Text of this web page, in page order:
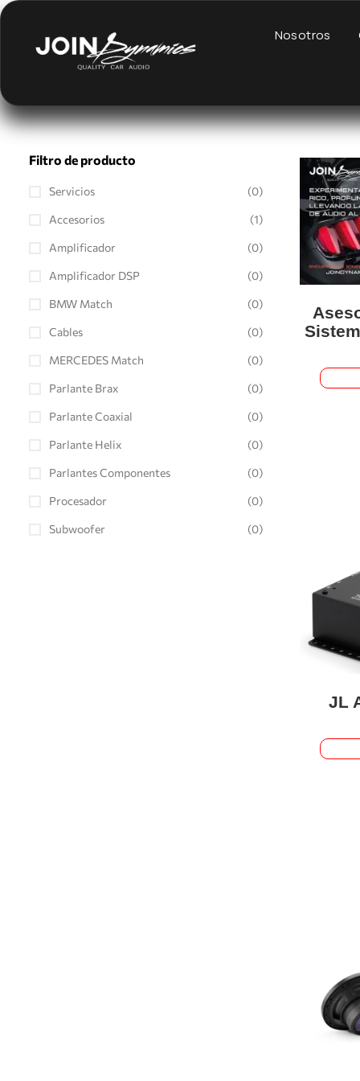
Nosotros
Filtro de producto
Servicios (0)
Accesorios (1)
Amplificador (0)
Amplificador DSP (0)
BMW Match (0)
Cables (0)
MERCEDES Match (0)
Parlante Brax (0)
Parlante Coaxial (0)
Parlante Helix (0)
Parlantes Componentes (0)
Procesador (0)
Subwoofer (0)
JL